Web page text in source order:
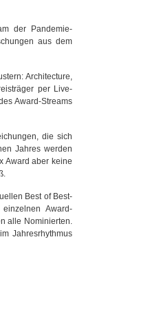
der Pandemie-
aus dem
Architecture,
per Live-
Award-Streams
die sich
Jahres werden
Award aber keine
Best of Best-
Award-
alle Nominierten.
Jahresrhythmus